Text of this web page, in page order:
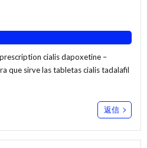
cialis dapoxetine –
que sirve las tabletas cialis tadalafil
返信